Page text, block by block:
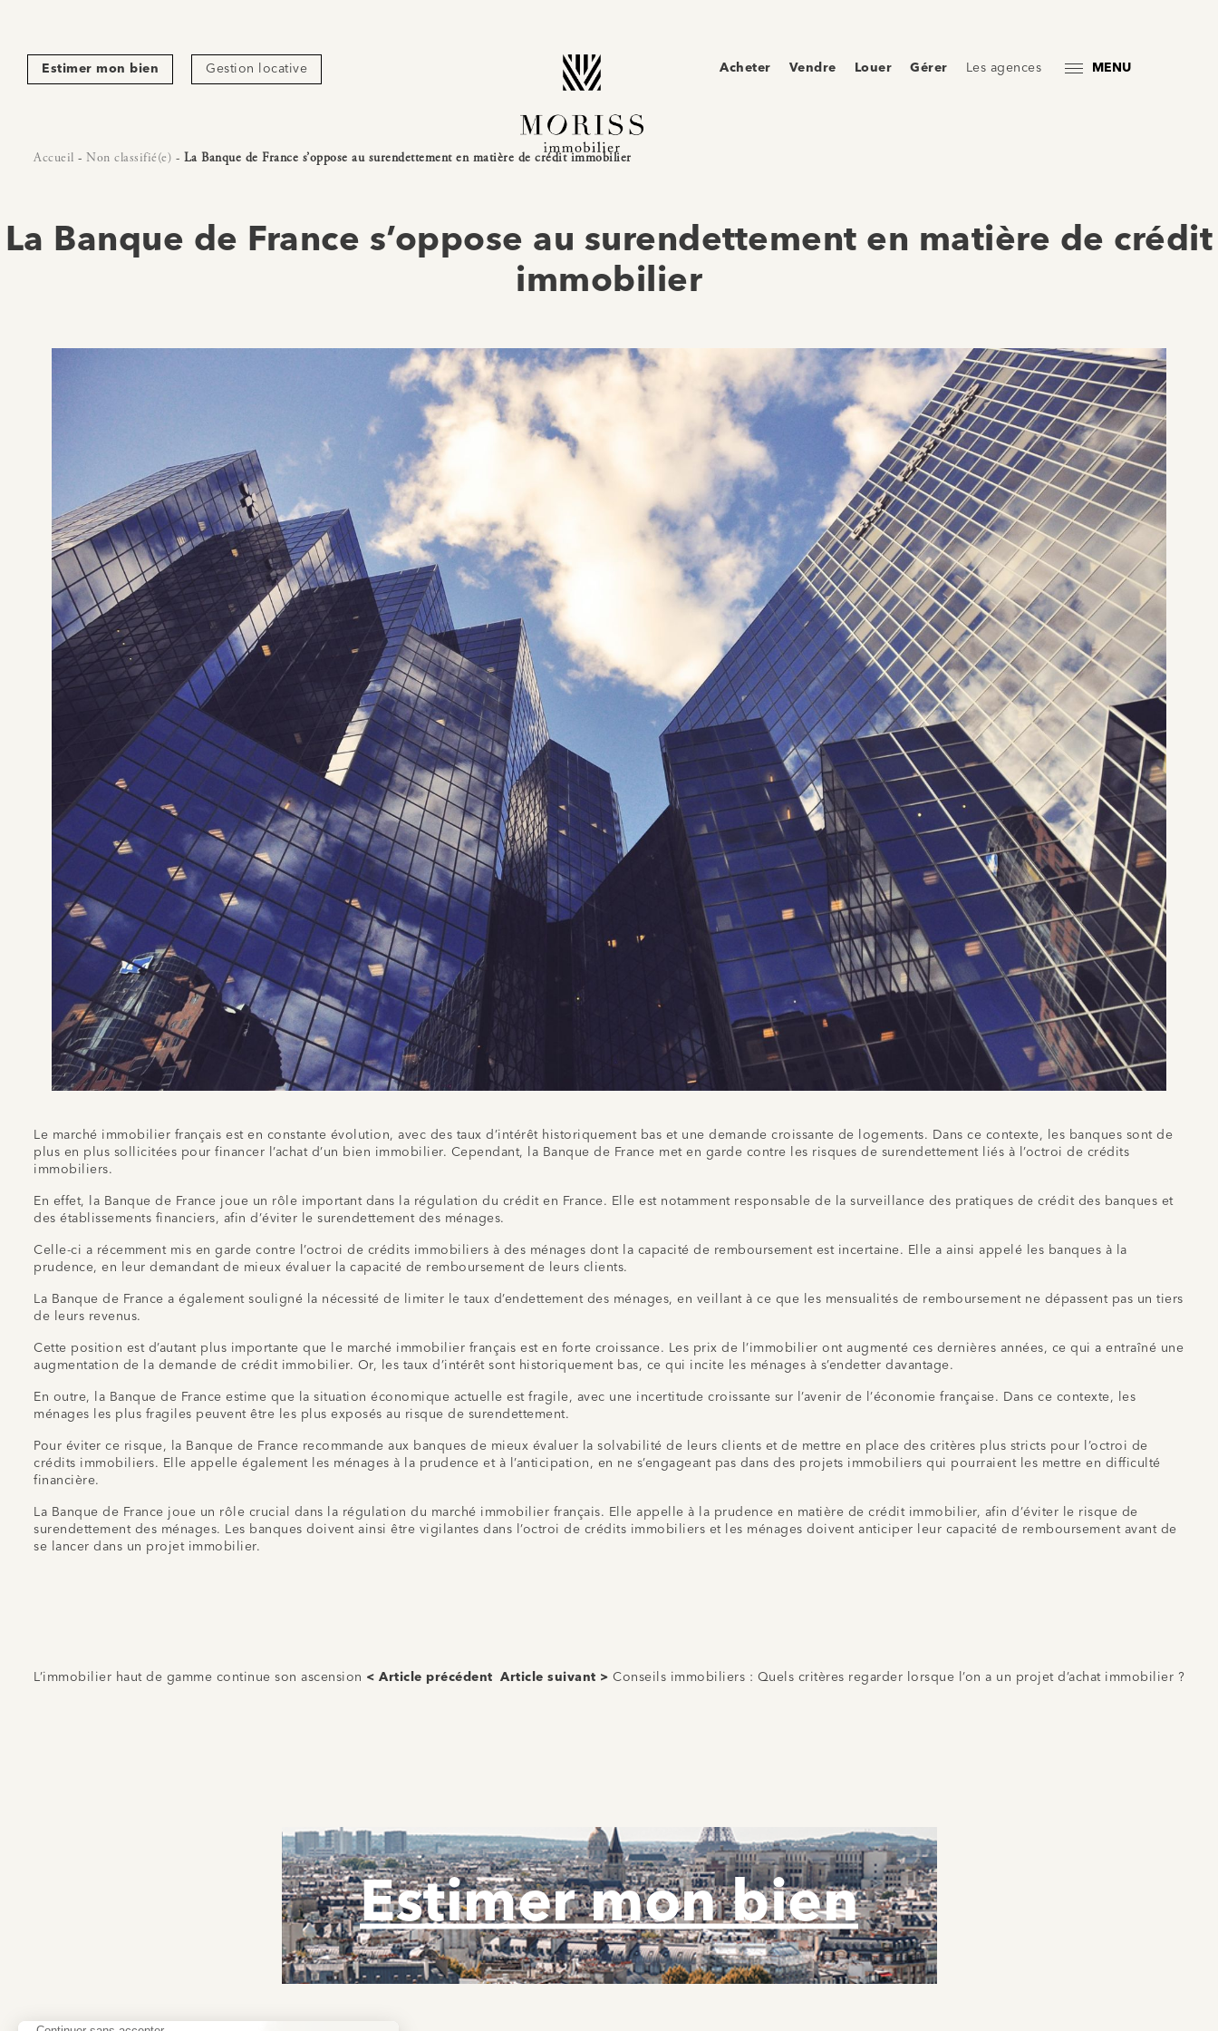
Estimer mon bien Gestion locative Acheter Vendre Louer Gérer Les agences MENU
Accueil - Non classifié(e) - La Banque de France s’oppose au surendettement en matière de crédit immobilier
La Banque de France s’oppose au surendettement en matière de crédit
immobilier
Le marché immobilier français est en constante évolution, avec des taux d’intérêt historiquement bas et une demande croissante de logements. Dans ce contexte, les banques sont de
plus en plus sollicitées pour financer l’achat d’un bien immobilier. Cependant, la Banque de France met en garde contre les risques de surendettement liés à l’octroi de crédits
immobiliers.
En effet, la Banque de France joue un rôle important dans la régulation du crédit en France. Elle est notamment responsable de la surveillance des pratiques de crédit des banques et
des établissements financiers, afin d’éviter le surendettement des ménages.
Celle-ci a récemment mis en garde contre l’octroi de crédits immobiliers à des ménages dont la capacité de remboursement est incertaine. Elle a ainsi appelé les banques à la
prudence, en leur demandant de mieux évaluer la capacité de remboursement de leurs clients.
La Banque de France a également souligné la nécessité de limiter le taux d’endettement des ménages, en veillant à ce que les mensualités de remboursement ne dépassent pas un tiers
de leurs revenus.
Cette position est d’autant plus importante que le marché immobilier français est en forte croissance. Les prix de l’immobilier ont augmenté ces dernières années, ce qui a entraîné une
augmentation de la demande de crédit immobilier. Or, les taux d’intérêt sont historiquement bas, ce qui incite les ménages à s’endetter davantage.
En outre, la Banque de France estime que la situation économique actuelle est fragile, avec une incertitude croissante sur l’avenir de l’économie française. Dans ce contexte, les
ménages les plus fragiles peuvent être les plus exposés au risque de surendettement.
Pour éviter ce risque, la Banque de France recommande aux banques de mieux évaluer la solvabilité de leurs clients et de mettre en place des critères plus stricts pour l’octroi de
crédits immobiliers. Elle appelle également les ménages à la prudence et à l’anticipation, en ne s’engageant pas dans des projets immobiliers qui pourraient les mettre en difficulté
financière.
La Banque de France joue un rôle crucial dans la régulation du marché immobilier français. Elle appelle à la prudence en matière de crédit immobilier, afin d’éviter le risque de
surendettement des ménages. Les banques doivent ainsi être vigilantes dans l’octroi de crédits immobiliers et les ménages doivent anticiper leur capacité de remboursement avant de
se lancer dans un projet immobilier.
L’immobilier haut de gamme continue son ascension < Article précédent Article suivant > Conseils immobiliers : Quels critères regarder lorsque l’on a un projet d’achat immobilier ?
Estimer mon bien